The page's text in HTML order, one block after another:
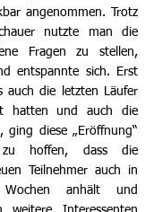
angenommen. Trotz
nutzte man die
Fragen zu stellen,
entspannte sich. Erst
auch die letzten Läufer
hatten und auch die
ging diese „Eröffnung“
hoffen, dass die
Teilnehmer auch in
anhält und